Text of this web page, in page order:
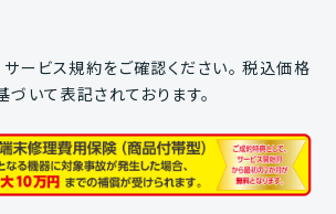
ービス規約をご確認ください。 税込価格
いて表記されております。